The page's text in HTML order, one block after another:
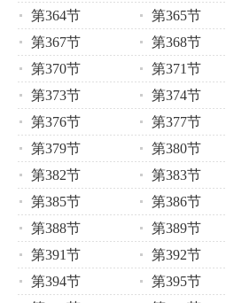
第364节
第365节
第367节
第368节
第370节
第371节
第373节
第374节
第376节
第377节
第379节
第380节
第382节
第383节
第385节
第386节
第388节
第389节
第391节
第392节
第394节
第395节